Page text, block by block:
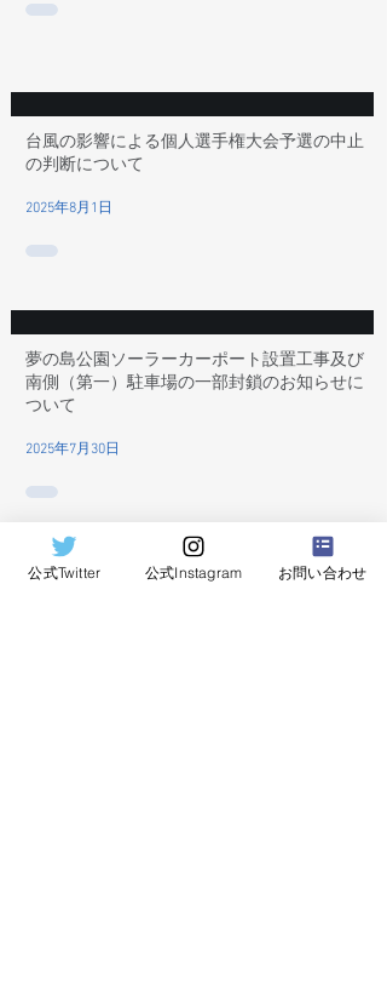
台風の影響による個人選手権大会予選の中止
の判断について
2025年8月1日
夢の島公園ソーラーカーポート設置工事及び
南側（第一）駐車場の一部封鎖のお知らせに
ついて
2025年7月30日
2025年度関東地区ターゲットアーチェリー選
公式Twitter 公式Instagram お問い合わせ